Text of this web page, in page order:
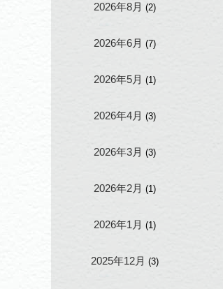
2026年8月 (2)
2026年6月 (7)
2026年5月 (1)
2026年4月 (3)
2026年3月 (3)
2026年2月 (1)
2026年1月 (1)
2025年12月 (3)